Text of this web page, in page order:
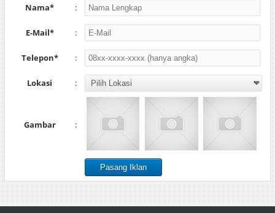
Nama* :
E-Mail* :
Telepon* :
Lokasi :
Gambar :